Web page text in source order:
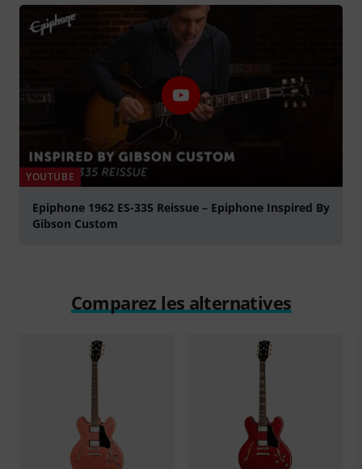
YOUTUBE
Epiphone 1962 ES-335 Reissue – Epiphone Inspired By
Gibson Custom
Comparez les alternatives